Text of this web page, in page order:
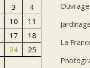
La
3
4
10
11
17
18
24
25